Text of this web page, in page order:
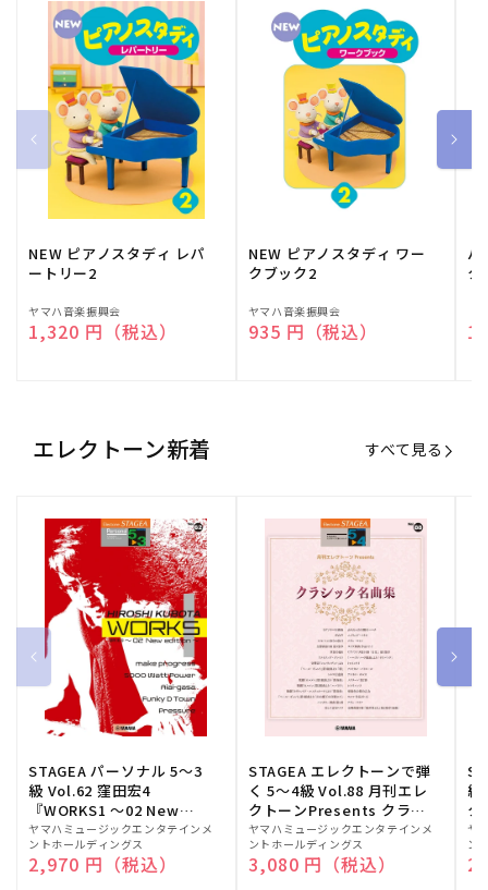
NEW ピアノスタディ レパ
ートリー2
販
売
ヤマハ音楽振興会
通常価格
1,320 円（税込）
NEW ピアノスタディ ワー
クブック2
販
売
ヤマハ音楽振興会
通常価格
935 円（税込）
バ
ク
売
エレクトーン新着 すべて見る
STAGEA パーソナル 5～3
級 Vol.62 窪田宏4
『WORKS1 ～02 New
edition～』
販
売
元:
ヤマハミュージックエンタテインメ
ントホールディングス
通常価格
2,970 円（税込）
STAGEA エレクトーンで弾
く 5～4級 Vol.88 月刊エレ
クトーンPresents クラシ
ック名曲集
販
売
元:
ヤマハミュージックエンタテインメ
ントホールディングス
通常価格
3,080 円（税込）
級
ク
販
売
元:
ヤ
ン